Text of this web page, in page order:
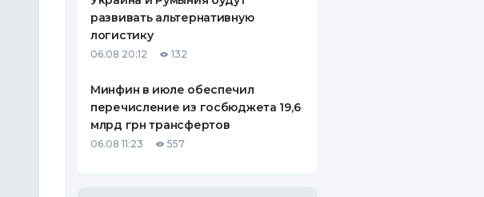
развивать альтернативную
логистику
06.08 20:12 132
Минфин в июле обеспечил
перечисление из госбюджета 19,6
млрд грн трансфертов
06.08 11:23 557